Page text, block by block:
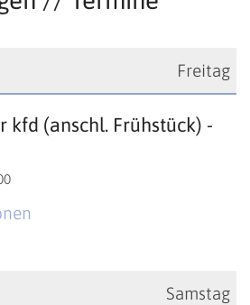
Freitag
kfd (anschl. Frühstück) -
Samstag